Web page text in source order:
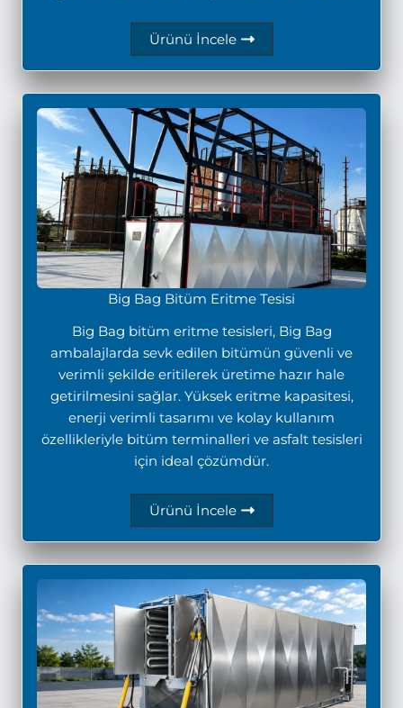
Ürünü İncele
Big Bag Bitüm Eritme Tesisi
Big Bag bitüm eritme tesisleri, Big Bag
ambalajlarda sevk edilen bitümün güvenli ve
verimli şekilde eritilerek üretime hazır hale
getirilmesini sağlar. Yüksek eritme kapasitesi,
enerji verimli tasarımı ve kolay kullanım
özellikleriyle bitüm terminalleri ve asfalt tesisleri
için ideal çözümdür.
Ürünü İncele